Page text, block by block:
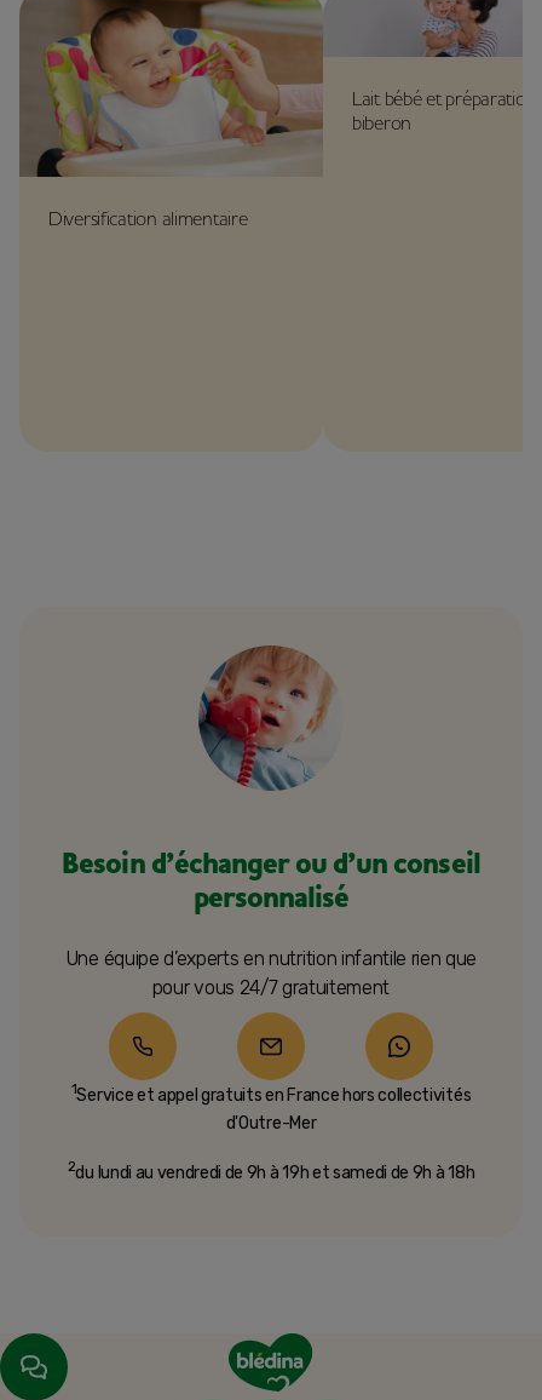
Diversification alimentaire
Lait bébé et préparation
biberon
Besoin d’échanger ou d’un conseil
personnalisé
Une équipe d’experts en nutrition infantile rien que
pour vous 24/7 gratuitement
1Service et appel gratuits en France hors collectivités
d'Outre-Mer​
2du lundi au vendredi de 9h à 19h et samedi de 9h à 18h